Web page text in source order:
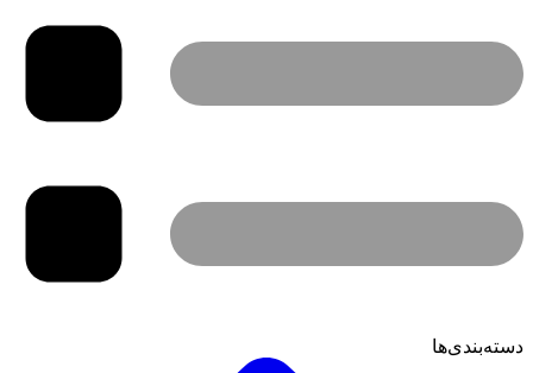
دسته‌بندی‌ها